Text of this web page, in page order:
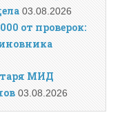
03.08.2026
от проверок:
МИД
03.08.2026